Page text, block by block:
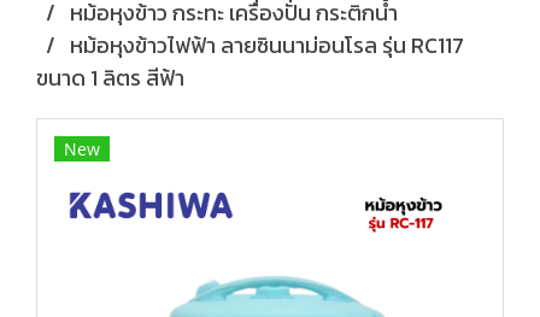
หม้อหุงข้าว กระทะ เครื่องปั่น กระติกน้ำ
หม้อหุงข้าวไฟฟ้า ลายซินนาม่อนโรล รุ่น RC117
ขนาด 1 ลิตร สีฟ้า
New